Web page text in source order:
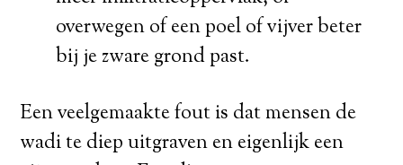
overwegen of een poel of vijver beter
bij je zware grond past.
Een veelgemaakte fout is dat mensen de
wadi te diep uitgraven en eigenlijk een